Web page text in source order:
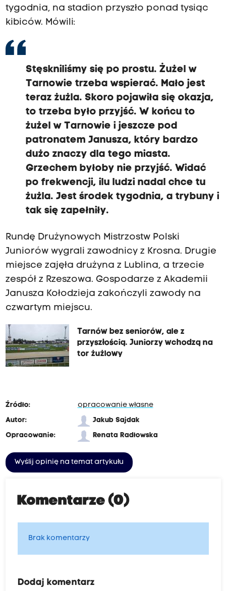
tygodnia, na stadion przyszło ponad tysiąc
kibiców. Mówili:
Stęskniliśmy się po prostu. Żużel w
Tarnowie trzeba wspierać. Mało jest
teraz żużla. Skoro pojawiła się okazja,
to trzeba było przyjść. W końcu to
żużel w Tarnowie i jeszcze pod
patronatem Janusza, który bardzo
dużo znaczy dla tego miasta.
Grzechem byłoby nie przyjść. Widać
po frekwencji, ilu ludzi nadal chce tu
żużla. Jest środek tygodnia, a trybuny i
tak się zapełniły.
Rundę Drużynowych Mistrzostw Polski
Juniorów wygrali zawodnicy z Krosna. Drugie
miejsce zajęła drużyna z Lublina, a trzecie
zespół z Rzeszowa. Gospodarze z Akademii
Janusza Kołodzieja zakończyli zawody na
czwartym miejscu.
Tarnów bez seniorów, ale z
przyszłością. Juniorzy wchodzą na
tor żużlowy
Źródło:
opracowanie własne
Autor:
Jakub Sajdak
Opracowanie:
Renata Radłowska
Wyślij opinię na temat artykułu
Komentarze (0)
Brak komentarzy
Dodaj komentarz